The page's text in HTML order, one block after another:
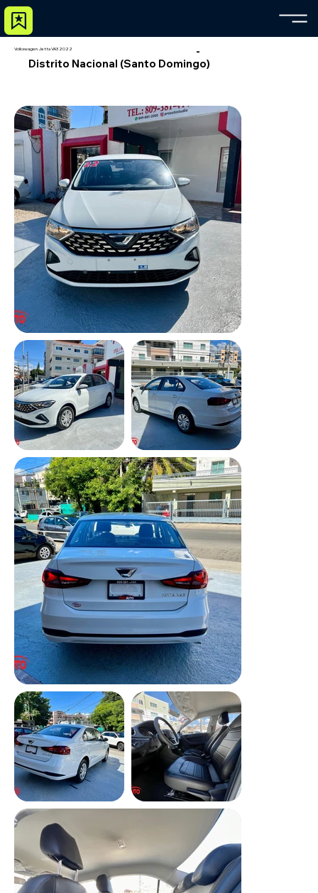
Volkswagen Jetta VA3 2022
Distrito Nacional (Santo Domingo)
-